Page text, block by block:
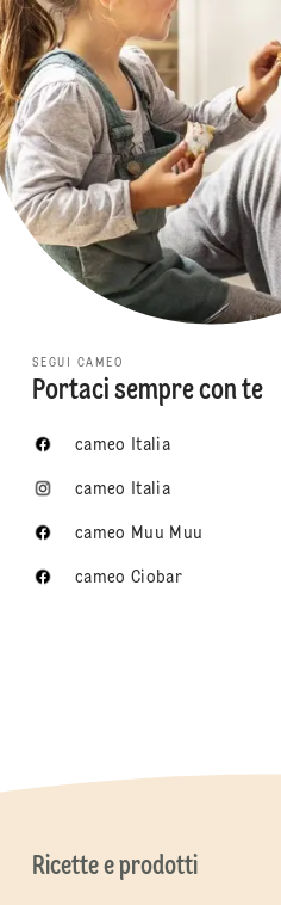
SEGUI CAMEO
Portaci sempre con te
cameo Italia
cameo Italia
cameo Muu Muu
cameo Ciobar
Ricette e prodotti